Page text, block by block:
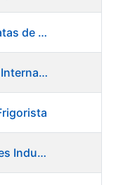
OE 04/25 - Supervisor de Contratas de Climatización. Fábrica Papel
OE 39/24 - Técnico de Compras Internacional
FC 07/24 - Director/a Operaciones Industriales